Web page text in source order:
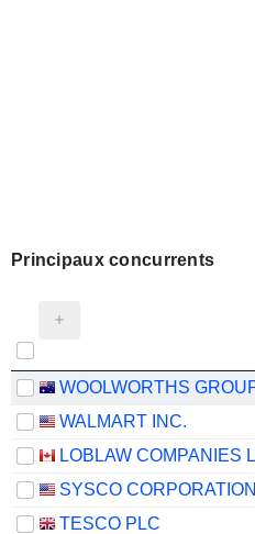
Principaux concurrents
WALMART INC.
SYSCO CORPORATION
TESCO PLC